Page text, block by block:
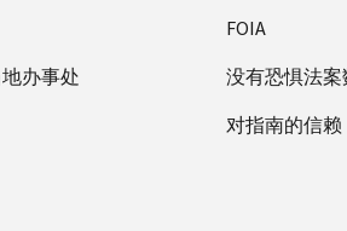
办事处
FOIA
没有恐惧法案
对指南的信赖